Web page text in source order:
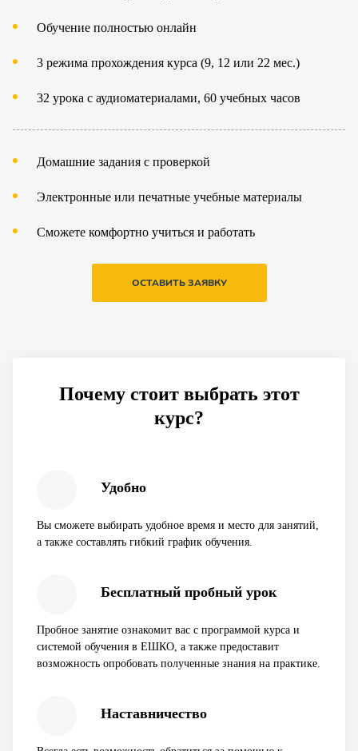
Обучение полностью онлайн
3 режима прохождения курса (9, 12 или 22 мес.)
32 урока с аудиоматериалами, 60 учебных часов
Домашние задания с проверкой
Электронные или печатные учебные материалы
Сможете комфортно учиться и работать
ОСТАВИТЬ ЗАЯВКУ
Почему стоит выбрать этот
курс?
Удобно
Вы сможете выбирать удобное время и место для занятий,
а также составлять гибкий график обучения.
Бесплатный пробный урок
Пробное занятие ознакомит вас с программой курса и
системой обучения в ЕШКО, а также предоставит
возможность опробовать полученные знания на практике.
Наставничество